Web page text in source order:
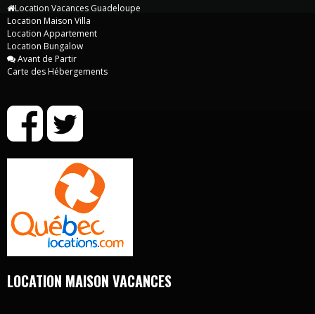
Location Vacances Guadeloupe
Location Maison Villa
Location Appartement
Location Bungalow
Avant de Partir
Carte des Hébergements
LOCATION MAISON VACANCES